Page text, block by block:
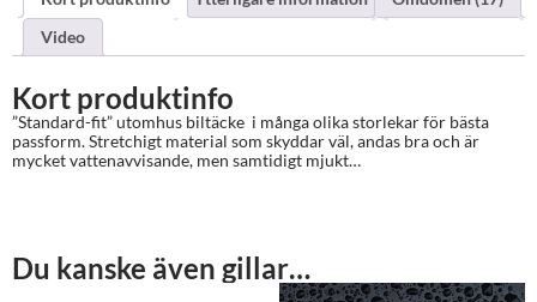
Video
Kort produktinfo
”Standard-fit” utomhus biltäcke i många olika storlekar för bästa
passform. Stretchigt material som skyddar väl, andas bra och är
mycket vattenavvisande, men samtidigt mjukt…
Du kanske även gillar…